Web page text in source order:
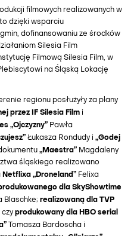
filmowych realizowanych w
dzięki wsparciu
dofinansowaniu ze środków
Silesia Film
Filmową Silesia Film, w
na Śląską Lokację
regionu posłużyły za plany
przez IF Silesia Film
„Ojczyzny” Pawła
Łukasza Rondudy i „Godej
„Maestra” Magdaleny
śląskiego realizowano
„Droneland” Felixa
dla SkyShowtime
Blaschke; realizowaną dla TVP
czy produkowany dla HBO serial
Tomasza Bardoscha i